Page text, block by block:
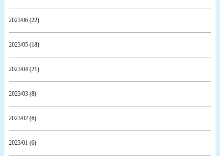
2023/06 (22)
2023/05 (18)
2023/04 (21)
2023/03 (8)
2023/02 (6)
2023/01 (6)